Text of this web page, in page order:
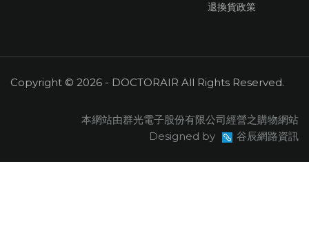
退換貨政策
Copyright © 2026 - DOCTORAIR All Rights Reserved.
本網站由群光電子股份有限公司經營之購物網站
Designed by
谷辰網路資訊